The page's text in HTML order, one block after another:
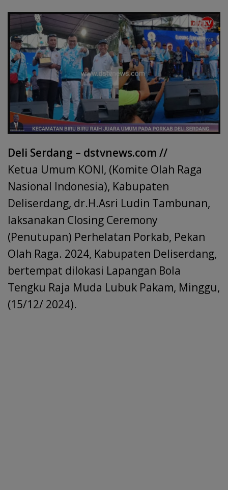
b
o
o
k
s
A
p
p
e
dI
n
l gr
a
m
a
d
s
er
h
ar
e
Deli Serdang – dstvnews.com //
Ketua Umum KONI, (Komite Olah Raga
Nasional Indonesia), Kabupaten
Deliserdang, dr.H.Asri Ludin Tambunan,
laksanakan Closing Ceremony
(Penutupan) Perhelatan Porkab, Pekan
Olah Raga. 2024, Kabupaten Deliserdang,
bertempat dilokasi Lapangan Bola
Tengku Raja Muda Lubuk Pakam, Minggu,
(15/12/ 2024).